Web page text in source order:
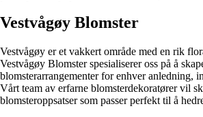
Vestvågøy Blomster
Vestvågøy er et vakkert område med en rik
Vestvågøy Blomster spesialiserer oss på å
blomsterarrangementer for enhver anledning,
Vårt team av erfarne blomsterdekoratører vil
blomsteroppsatser som passer perfekt til å